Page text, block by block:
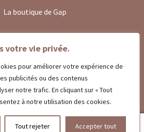
votre vie privée.
pour améliorer votre expérience de
publicités ou des contenus
notre trafic. En cliquant sur « Tout
à notre utilisation des cookies.
Tout rejeter Accepter tout
La boutique de Gap
de France 05000 GAP
06 51 41 12 33
de Coton Bio 2026
Built with WooCommerce
0